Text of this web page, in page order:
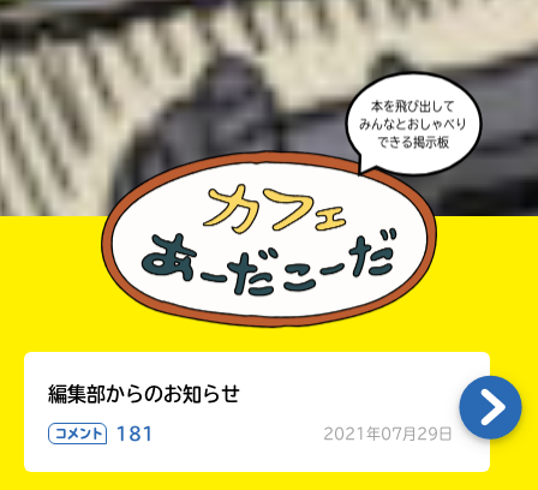
よ。
・かき終えたら、人を傷つけていたり、個人情報をか
きこんでいたり、字がまちがっていたりしないか、読
みなおしてみてね。
本を飛び出して
みんなとおしゃべり
できる掲示板
編集部からのお知らせ
コメント 181 2021年07月29日